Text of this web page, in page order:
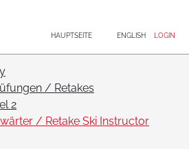
HAUPTSEITE ENGLISH LOGIN
/ Retakes
2
/ Retake Ski Instructor